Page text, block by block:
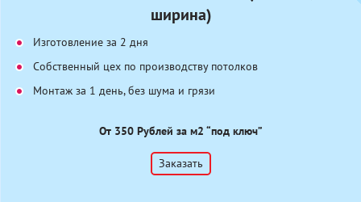
ширина)
Изготовление за 2 дня
Собственный цех по производству потолков
Монтаж за 1 день, без шума и грязи
От 350 Рублей за м2 “под ключ”
Заказать